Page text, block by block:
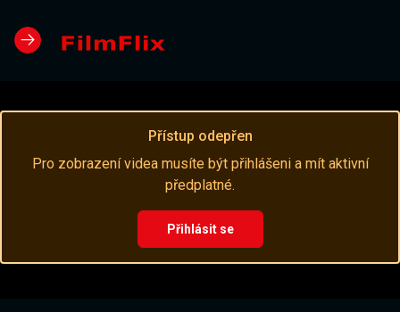
Přístup odepřen
Pro zobrazení videa musíte být přihlášeni a mít aktivní
předplatné.
Přihlásit se